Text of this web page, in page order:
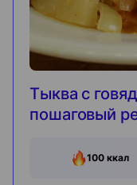
Тыква с
пошаговый
100ккал